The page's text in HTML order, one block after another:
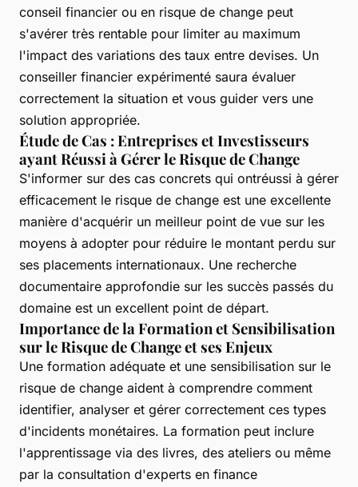
conseil financier ou en risque de change peut
s'avérer très rentable pour limiter au maximum
l'impact des variations des taux entre devises. Un
conseiller financier expérimenté saura évaluer
correctement la situation et vous guider vers une
solution appropriée.
Étude de Cas : Entreprises et Investisseurs
ayant Réussi à Gérer le Risque de Change
S'informer sur des cas concrets qui ontréussi à gérer
efficacement le risque de change est une excellente
manière d'acquérir un meilleur point de vue sur les
moyens à adopter pour réduire le montant perdu sur
ses placements internationaux. Une recherche
documentaire approfondie sur les succès passés du
domaine est un excellent point de départ.
Importance de la Formation et Sensibilisation
sur le Risque de Change et ses Enjeux
Une formation adéquate et une sensibilisation sur le
risque de change aident à comprendre comment
identifier, analyser et gérer correctement ces types
d'incidents monétaires. La formation peut inclure
l'apprentissage via des livres, des ateliers ou même
par la consultation d'experts en finance